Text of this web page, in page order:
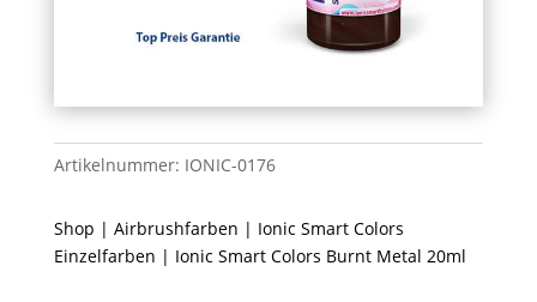
Artikelnummer: IONIC-0176
Shop | Airbrushfarben | Ionic Smart Colors
Einzelfarben | Ionic Smart Colors Burnt Metal 20ml